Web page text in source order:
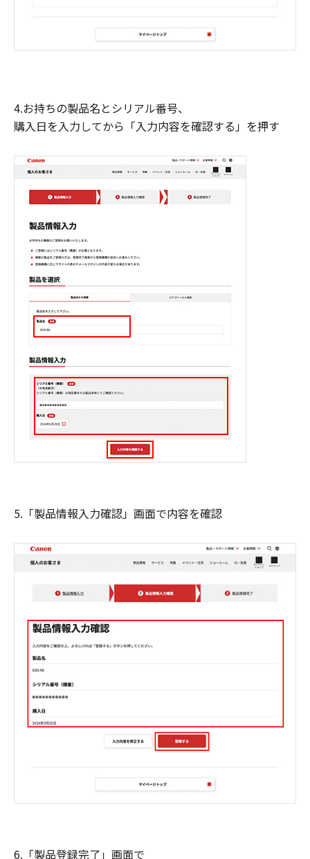
4.お持ちの製品名とシリアル番号、
購入日を入力してから「入力内容を確認する」を押す
5.「製品情報入力確認」画面で内容を確認
6.「製品登録完了」画面で